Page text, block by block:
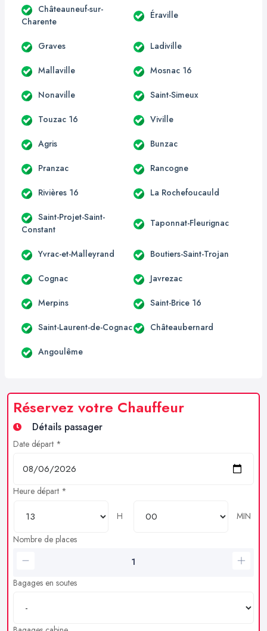
Châteauneuf-sur-
Charente
Éraville
Graves Ladiville
Mallaville Mosnac 16
Nonaville Saint-Simeux
Touzac 16 Viville
Agris Bunzac
Pranzac Rancogne
Rivières 16 La Rochefoucauld
Saint-Projet-Saint-
Constant
Taponnat-Fleurignac
Yvrac-et-Malleyrand Boutiers-Saint-Trojan
Cognac Javrezac
Merpins Saint-Brice 16
Saint-Laurent-de-Cognac Châteaubernard
Angoulême
Réservez votre Chauffeur
Détails passager
Date départ *
Heure départ *
H
MIN
Nombre de places
Bagages en soutes